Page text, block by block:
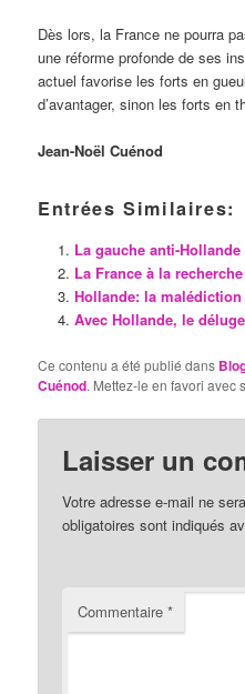
Dès lors, la France ne pourra
une réforme profonde de ses
actuel favorise les forts en
d’avantager, sinon les forts en
Jean-Noël Cuénod
Entrées Similaires:
La gauche anti-
La France à la
Hollande: la malédiction
Avec Hollande, le
Ce contenu a été publié dans
Cuénod. Mettez-le en favori avec
Laisser un
Votre adresse e-mail ne
obligatoires sont indiqués
Commentaire*